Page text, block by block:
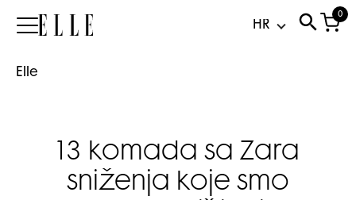
Elle
0
Elle
13 komada sa Zara
sniženja koje smo